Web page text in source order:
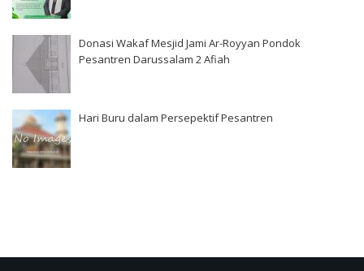
Donasi Wakaf Mesjid Jami Ar-Royyan Pondok
Pesantren Darussalam 2 Afiah
Hari Buru dalam Persepektif Pesantren